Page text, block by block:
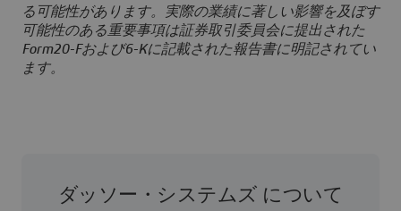
る可能性があります。実際の業績に著しい影響を及ぼす
可能性のある重要事項は証券取引委員会に提出された
Form20-Fおよび6-Kに記載された報告書に明記されてい
ます。
ダッソー・システムズ について